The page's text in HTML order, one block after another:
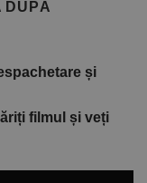
DUPĂ
și
filmul și veți